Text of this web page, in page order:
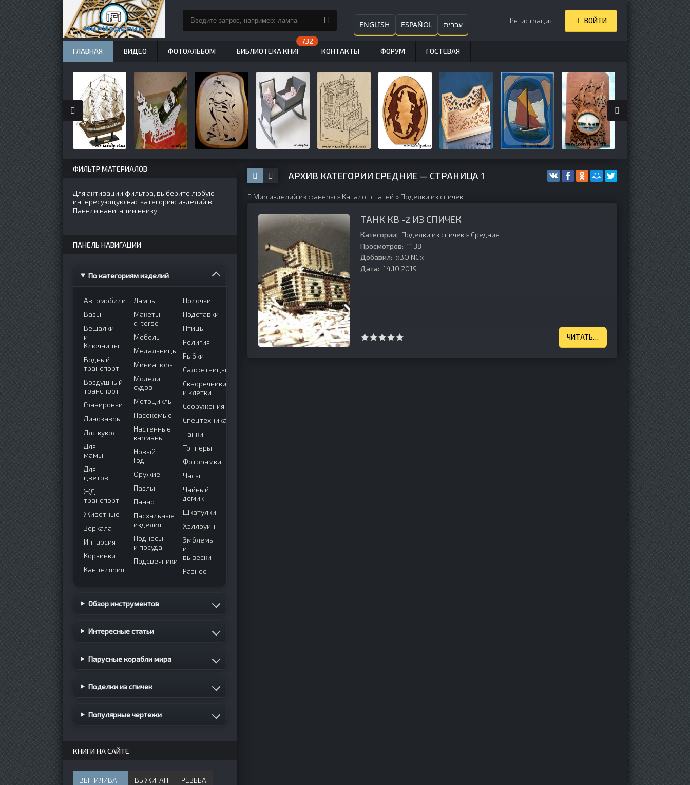
АРХИВ КАТЕГОРИИ СРЕДНИЕ — СТРАНИЦА 1
Мир изделий из фанеры » Каталог статей » Поделки из спичек
ТАНК КВ -2 ИЗ СПИЧЕК
Категории: Поделки из спичек » Средние
Просмотров: 1138
Добавил: xBOINGx
Дата: 14.10.2019
ЧИТАТЬ…
ФИЛЬТР МАТЕРИАЛОВ
Для активации фильтра, выберите любую
интересующую вас категорию изделий в
Панели навигации внизу!
ПАНЕЛЬ НАВИГАЦИИ
По категориям изделий
Автомобили
Вазы
Вешалки
и
Ключницы
Водный
транспорт
Воздушный
транспорт
Гравировки
Динозавры
Для кукол
Для
мамы
Для
цветов
ЖД
транспорт
Животные
Зеркала
Интарсия
Корзинки
Канцелярия
Лампы
Макеты
d-torso
Мебель
Медальницы
Миниатюры
Модели
судов
Мотоциклы
Насекомые
Настенные
карманы
Новый
Год
Оружие
Пазлы
Панно
Пасхальные
изделия
Подносы
и посуда
Подсвечники
Полочки
Подставки
Птицы
Религия
Рыбки
Салфетницы
Скворечники
и клетки
Сооружения
Спецтехника
Танки
Топперы
Фоторамки
Часы
Чайный
домик
Шкатулки
Хэллоуин
Эмблемы
и
вывески
Разное
Обзор инструментов
Интересные статьи
Парусные корабли мира
Поделки из спичек
Популярные чертежи
КНИГИ НА САЙТЕ
ВЫПИЛИВАН ВЫЖИГАН РЕЗЬБА
ENGLISH ESPAÑOL עברית Регистрация ВОЙТИ
ГЛАВНАЯ ВИДЕО ФОТОАЛЬБОМ БИБЛИОТЕКА КНИГ КОНТАКТЫ ФОРУМ ГОСТЕВАЯ